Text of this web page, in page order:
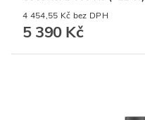
4 454,55 Kč bez DPH
5 390 Kč